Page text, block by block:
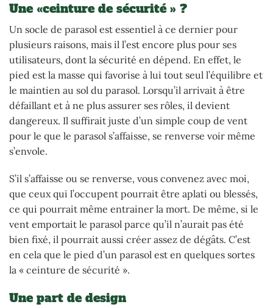
Une «ceinture de sécurité » ?
Un socle de parasol est essentiel à ce dernier pour
plusieurs raisons, mais il l’est encore plus pour ses
utilisateurs, dont la sécurité en dépend. En effet, le
pied est la masse qui favorise à lui tout seul l’équilibre et
le maintien au sol du parasol. Lorsqu’il arrivait à être
défaillant et à ne plus assurer ses rôles, il devient
dangereux. Il suffirait juste d’un simple coup de vent
pour le que le parasol s’affaisse, se renverse voir même
s’envole.
S’il s’affaisse ou se renverse, vous convenez avec moi,
que ceux qui l’occupent pourrait être aplati ou blessés,
ce qui pourrait même entrainer la mort. De même, si le
vent emportait le parasol parce qu’il n’aurait pas été
bien fixé, il pourrait aussi créer assez de dégâts. C’est
en cela que le pied d’un parasol est en quelques sortes
la « ceinture de sécurité ».
Une part de design